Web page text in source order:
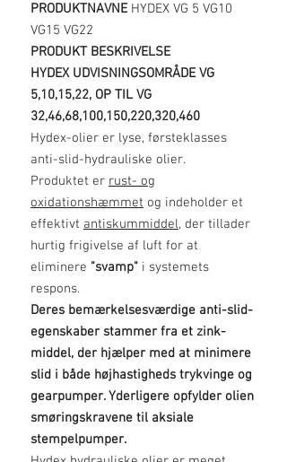
PRODUKTNAVNEHYDEX VG 5 VG10
VG15 VG22
PRODUKT BESKRIVELSE
HYDEX UDVISNINGSOMRÅDE VG
5,10,15,22, OP TIL VG
32,46,68,100,150,220,320,460
Hydex-olier er lyse, førsteklasses
anti-slid-hydrauliske olier.
Produktet er rust- og
oxidationshæmmet og indeholder et
effektivt antiskummiddel, der tillader
hurtig frigivelse af luft for at
eliminere "svamp" i systemets
respons.
Deres bemærkelsesværdige anti-slid-
egenskaber stammer fra et zink-
middel, der hjælper med at minimere
slid i både højhastigheds trykvinge og
gearpumper. Yderligere opfylder olien
smøringskravene til aksiale
stempelpumper.